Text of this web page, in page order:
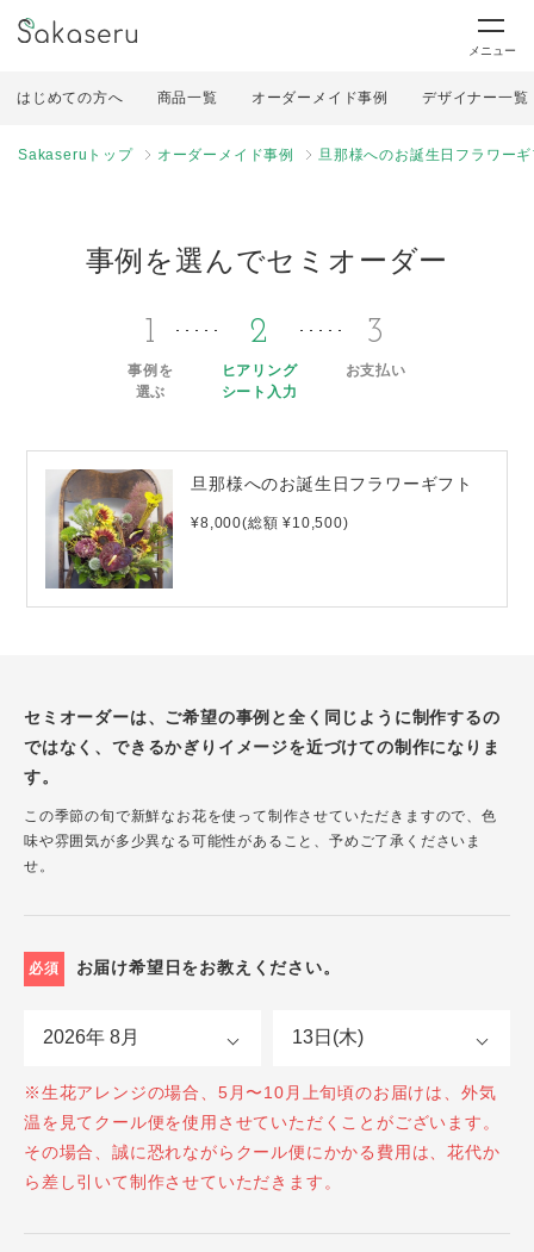
メニュー
はじめての方へ 商品一覧 オーダーメイド事例 デザイナー一覧
Sakaseruトップ オーダーメイド事例 旦那様へのお誕生日フラワー
事例を選んでセミオーダー
1
事例を
選ぶ
2
ヒアリング
シート入力
3
お支払い
旦那様へのお誕生日フラワーギフト
¥8,000(総額 ¥10,500)
セミオーダーは、ご希望の事例と全く同じように制作するの
ではなく、できるかぎりイメージを近づけての制作になりま
す。
この季節の旬で新鮮なお花を使って制作させていただきますので、色
味や雰囲気が多少異なる可能性があること、予めご了承くださいま
せ。
必須 お届け希望日をお教えください。
※生花アレンジの場合、5月〜10月上旬頃のお届けは、外気
温を見てクール便を使用させていただくことがございます。
その場合、誠に恐れながらクール便にかかる費用は、花代か
ら差し引いて制作させていただきます。